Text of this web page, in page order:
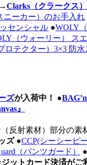
Clarks（クラークス
ニーカー）のお手入れ
センシャル ●WOLY
（ウォーリー） ス
ロテクター）3×3 防
ズが入荷中！ ●
』
反射素材）部分の素
ズ●CCP(シーシーピ
（パンツガード）
●
ットカード決済がご